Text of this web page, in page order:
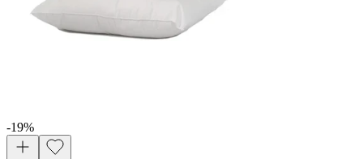
-19%